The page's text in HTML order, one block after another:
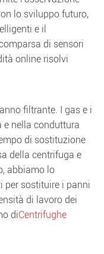
lo sviluppo futuro,
e il
di sensori
online risolvi
filtrante. I gas e i
nella conduttura
di sostituzione
della centrifuga e
abbiamo lo
per sostituire i panni
di lavoro dei
diCentrifughe